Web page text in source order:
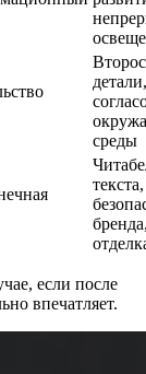
детали,
среды
текста,
если после
впечатляет.